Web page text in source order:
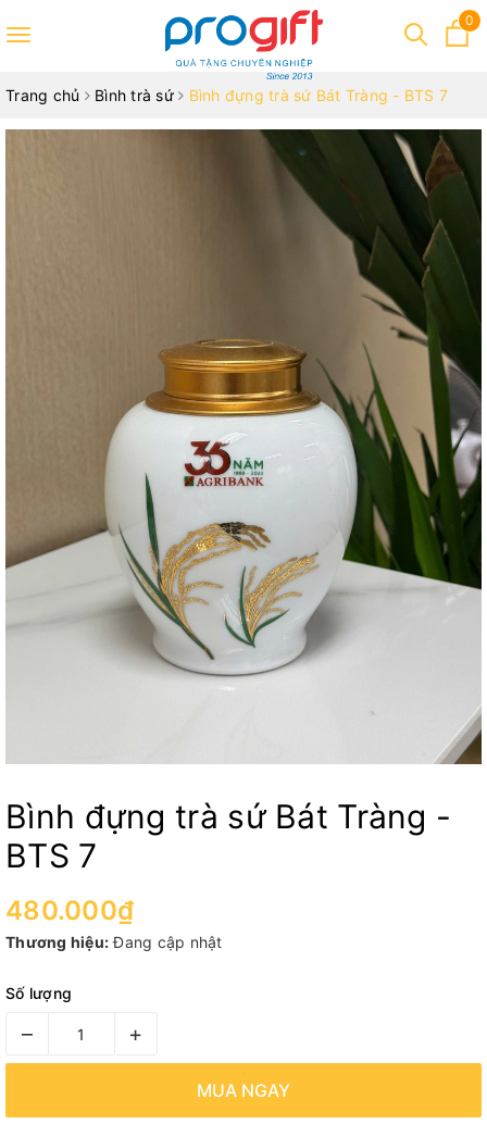
Toggle
0
Trang chủ Bình trà sứ Bình đựng trà sứ Bát Tràng - BTS 7
Bình đựng trà sứ Bát Tràng -
BTS 7
480.000₫
Thương hiệu: Đang cập nhật
Số lượng
– +
MUA NGAY